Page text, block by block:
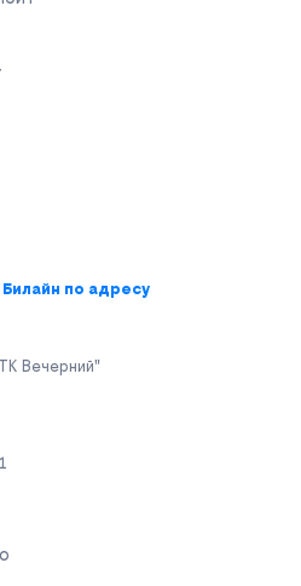
по адресу
Вечерний"